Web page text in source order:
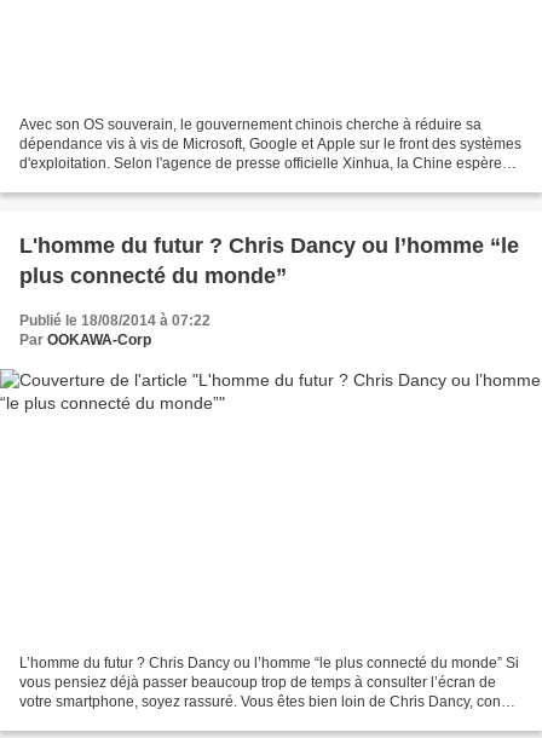
Avec son OS souverain, le gouvernement chinois cherche à réduire sa
dépendance vis à vis de Microsoft, Google et Apple sur le front des systèmes
d'exploitation. Selon l'agence de presse officielle Xinhua, la Chine espère
L'homme du futur ? Chris Dancy ou l’homme “le
plus connecté du monde”
Publié le 18/08/2014 à 07:22
Par OOKAWA-Corp
L’homme du futur ? Chris Dancy ou l’homme “le plus connecté du monde” Si
vous pensiez déjà passer beaucoup trop de temps à consulter l’écran de
votre smartphone, soyez rassuré. Vous êtes bien loin de Chris Dancy, connu